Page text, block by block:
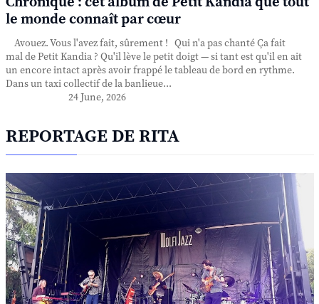
le monde connaît par cœur
Avouez. Vous l'avez fait, sûrement ! Qui n'a pas chanté Ça fait
mal de Petit Kandia ? Qu'il lève le petit doigt — si tant est qu'il en ait
un encore intact après avoir frappé le tableau de bord en rythme.
Dans un taxi collectif de la banlieue...
24 June, 2026
REPORTAGE DE RITA